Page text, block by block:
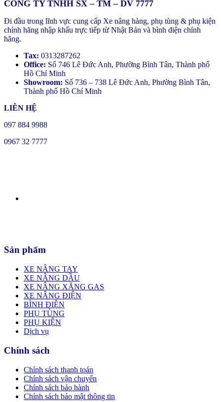
CÔNG TY TNHH SX – TM – DV 7777
Đi đầu trong lĩnh vực cung cấp Xe nâng hàng, phụ tùng & phụ kiện
chính hãng nhập khẩu trực tiếp từ Nhật Bản và bình điện chính
hãng.
Tax: 0313287262
Office: Số 746 Lê Đức Anh, Phường Bình Tân, Thành phố
Hồ Chí Minh
Showroom: Số 736 – 738 Lê Đức Anh, Phường Bình Tân,
Thành phố Hồ Chí Minh
LIÊN HỆ
097 884 9988
0967 32 7777
Sản phẩm
XE NÂNG TAY
XE NÂNG DẦU
XE NÂNG XĂNG GAS
XE NÂNG ĐIỆN
BÌNH ĐIỆN
PHỤ TÙNG
PHỤ KIỆN
Dịch vụ
Chính sách
Chính sách thanh toán
Chính sách vận chuyển
Chính sách bảo hành
Chính sách bảo mật thông tin